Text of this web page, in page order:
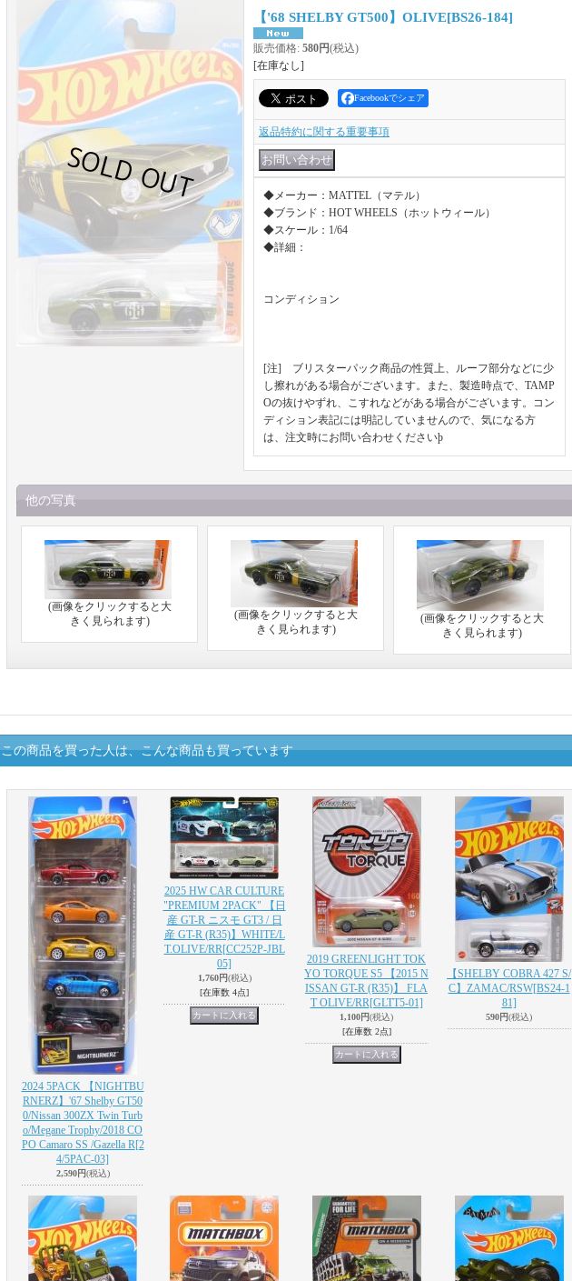
【'68 SHELBY GT500】OLIVE[BS26-184]
販売価格: 580円(税込)
[在庫なし]
Facebookでシェア
返品特約に関する重要事項
◆メーカー：MATTEL（マテル）
◆ブランド：HOT WHEELS（ホットウィール）
◆スケール：1/64
◆詳細：
コンディション
[注] ブリスターパック商品の性質上、ルーフ部分などに少
し擦れがある場合がございます。また、製造時点で、TAMP
Oの抜けやずれ、こすれなどがある場合がございます。コン
ディション表記には明記していませんので、気になる方
は、注文時にお問い合わせくださいϸ
他の写真
(画像をクリックすると大
きく見られます)
(画像をクリックすると大
きく見られます)
(画像をクリックすると大
きく見られます)
この商品を買った人は、こんな商品も買っています
2024 5PACK 【NIGHTBU
RNERZ】'67 Shelby GT50
0/Nissan 300ZX Twin Turb
o/Megane Trophy/2018 CO
PO Camaro SS /Gazella R[2
4/5PAC-03]
2,590円(税込)
2025 HW CAR CULTURE
"PREMIUM 2PACK" 【日
産 GT-R ニスモ GT3 / 日
産 GT-R (R35)】WHITE/L
T.OLIVE/RR[CC252P-JBL
05]
1,760円(税込)
[在庫数 4点]
2019 GREENLIGHT TOK
YO TORQUE S5 【2015 N
ISSAN GT-R (R35)】 FLA
T OLIVE/RR[GLTT5-01]
1,100円(税込)
[在庫数 2点]
【SHELBY COBRA 427 S/
C】ZAMAC/RSW[BS24-1
81]
590円(税込)